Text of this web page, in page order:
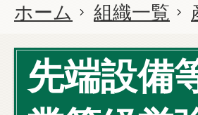
ホーム 組織一覧
先端設備